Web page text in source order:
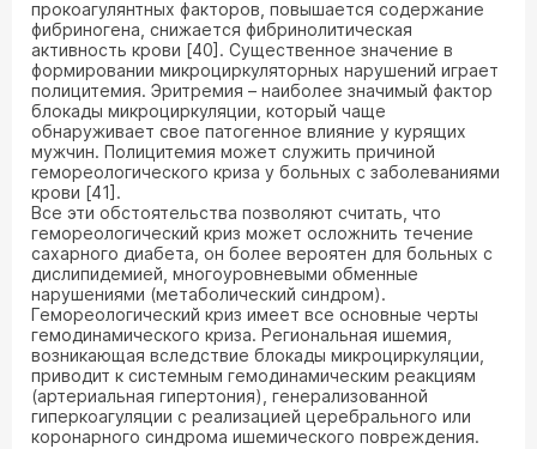
прокоагулянтных факторов, повышается содержание
фибриногена, снижается фибринолитическая
активность крови [40]. Существенное значение в
формировании микроциркуляторных нарушений играет
полицитемия. Эритремия – наиболее значимый фактор
блокады микроциркуляции, который чаще
обнаруживает свое патогенное влияние у курящих
мужчин. Полицитемия может служить причиной
гемореологического криза у больных с заболеваниями
крови [41].
Все эти обстоятельства позволяют считать, что
гемореологический криз может осложнить течение
сахарного диабета, он более вероятен для больных с
дислипидемией, многоуровневыми обменные
нарушениями (метаболический синдром).
Гемореологический криз имеет все основные черты
гемодинамического криза. Региональная ишемия,
возникающая вследствие блокады микроциркуляции,
приводит к системным гемодинамическим реакциям
(артериальная гипертония), генерализованной
гиперкоагуляции с реализацией церебрального или
коронарного синдрома ишемического повреждения.